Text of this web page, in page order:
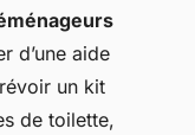
d’une aide
un kit
de toilette,